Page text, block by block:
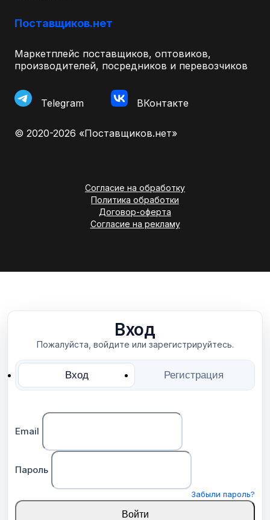
Поставщиков.нет
Маркетплейс поставщиков, оптовиков,
производителей, посредников и перевозчиков
Telegram ВКонтакте
© 2020-2026 «Поставщиков.нет»
Согласие на обработку
Политика обработки
Договор-оферта
Согласие на рекламу
Вход
Пожалуйста, войдите или зарегистрируйтесь.
Вход Регистрация
Email
Пароль
Забыли пароль?
Войти